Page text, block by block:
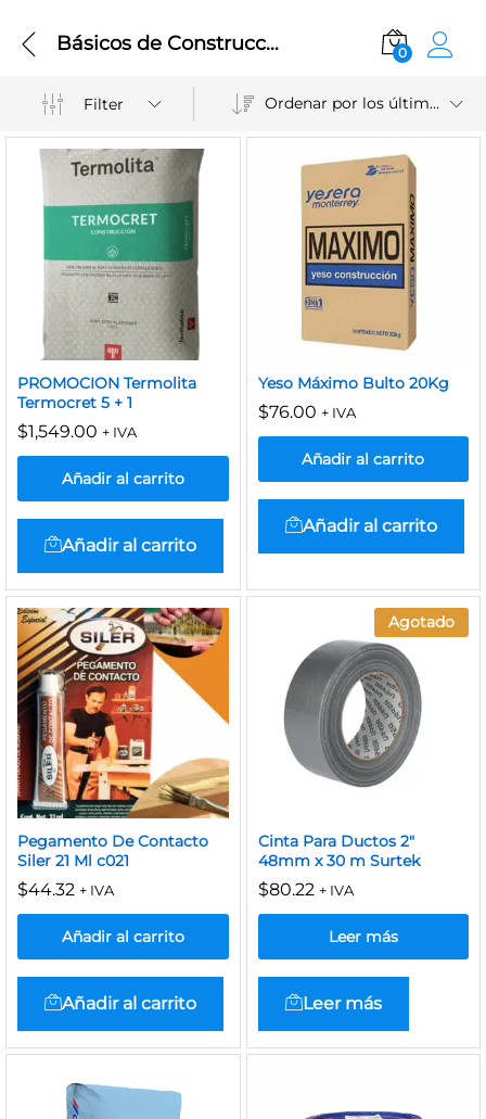
Básicos de Construcción 0
Filter Ordenar por los últimos
PROMOCION Termolita
Termocret 5 + 1
$1,549.00 + IVA
Añadir al carrito
Añadir al carrito
Yeso Máximo Bulto 20Kg
$76.00 + IVA
Añadir al carrito
Añadir al carrito
Pegamento De Contacto
Siler 21 Ml c021
$44.32 + IVA
Añadir al carrito
Añadir al carrito
Agotado
Cinta Para Ductos 2″
48mm x 30 m Surtek
$80.22 + IVA
Leer más
Leer más